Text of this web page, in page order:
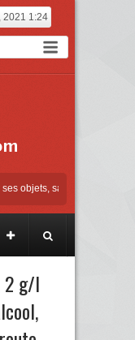
2021 1:24
ses factures
sexual coercion and
2 g/l
,